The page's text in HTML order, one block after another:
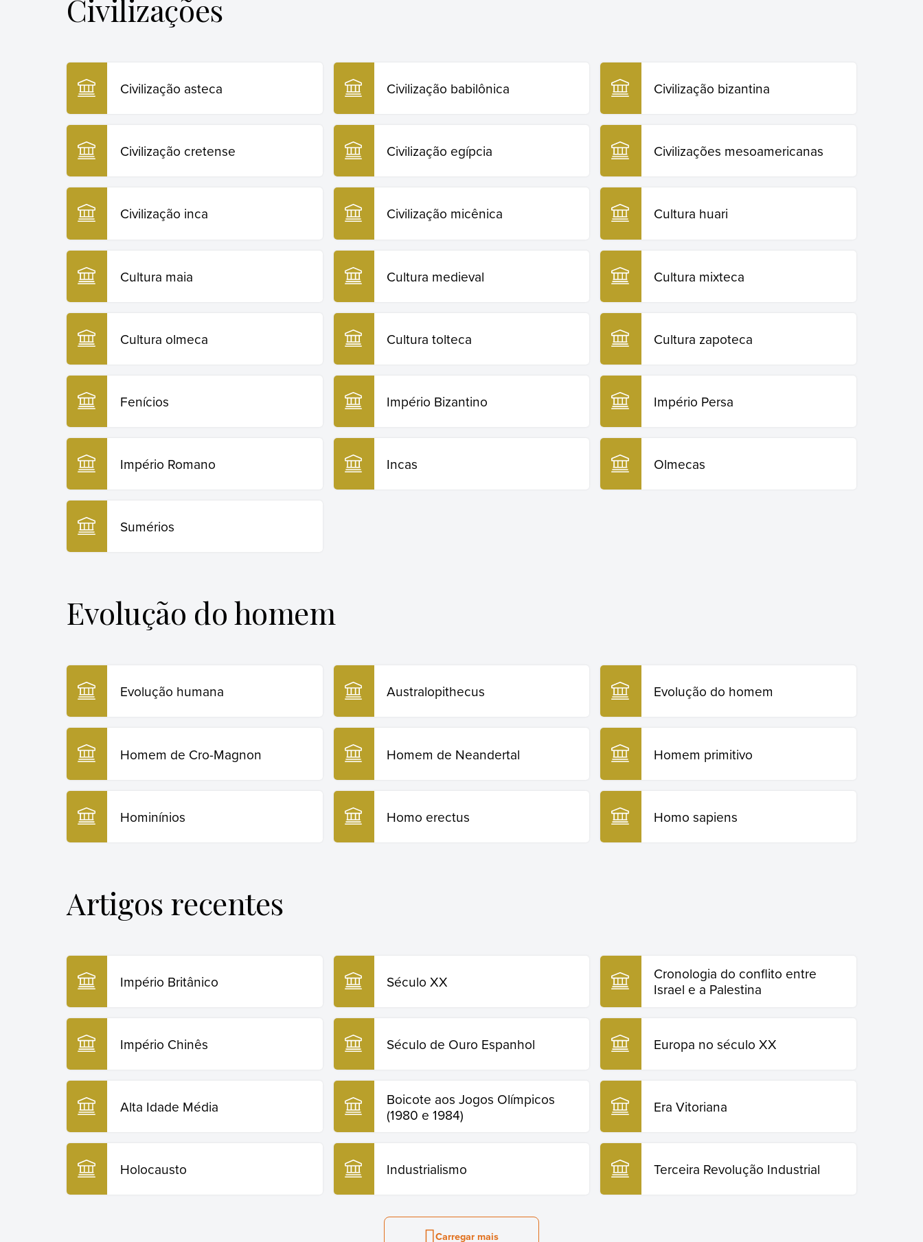
Civilizações
Civilização asteca Civilização babilônica Civilização bizantina
Civilização cretense Civilização egípcia Civilizações mesoamericanas
Civilização inca Civilização micênica Cultura huari
Cultura maia Cultura medieval Cultura mixteca
Cultura olmeca Cultura tolteca Cultura zapoteca
Fenícios Império Bizantino Império Persa
Império Romano Incas Olmecas
Sumérios
Evolução do homem
Evolução humana Australopithecus Evolução do homem
Homem de Cro-Magnon Homem de Neandertal Homem primitivo
Hominínios Homo erectus Homo sapiens
Artigos recentes
Império Britânico Século XX
Cronologia do conflito entre
Israel e a Palestina
Império Chinês Século de Ouro Espanhol Europa no século XX
Alta Idade Média
Boicote aos Jogos Olímpicos
(1980 e 1984)
Era Vitoriana
Holocausto Industrialismo Terceira Revolução Industrial
Carregar mais